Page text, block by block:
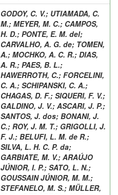
GODOY, C. V.; UTIAMADA, C.
M.; MEYER, M. C.; CAMPOS,
H. D.; PONTE, E. M. del;
CARVALHO, A. G. de; TOMEN,
A.; MOCHKO, A. C. R.; DIAS,
A. R.; PAES, B. L.;
HAWERROTH, C.; FORCELINI,
C. A.; SCHIPANSKI, C. A.;
CHAGAS, D. F.; SIQUERI, F. V.;
GALDINO, J. V.; ASCARI, J. P.;
SANTOS, J. dos; BONANI, J.
C.; ROY, J. M. T.; GRIGOLLI, J.
F. J.; BELUFI, L. M. de R.;
SILVA, L. H. C. P. da;
GARBIATE, M. V.; ARAÚJO
JÚNIOR, I. P.; SATO, L. N.;
GOUSSAIN JÚNIOR, M. M.;
STEFANELO, M. S.; MÜLLER,